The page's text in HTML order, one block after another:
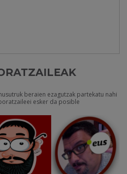
beraien ezagutzak partekatu nahi
esker da posible